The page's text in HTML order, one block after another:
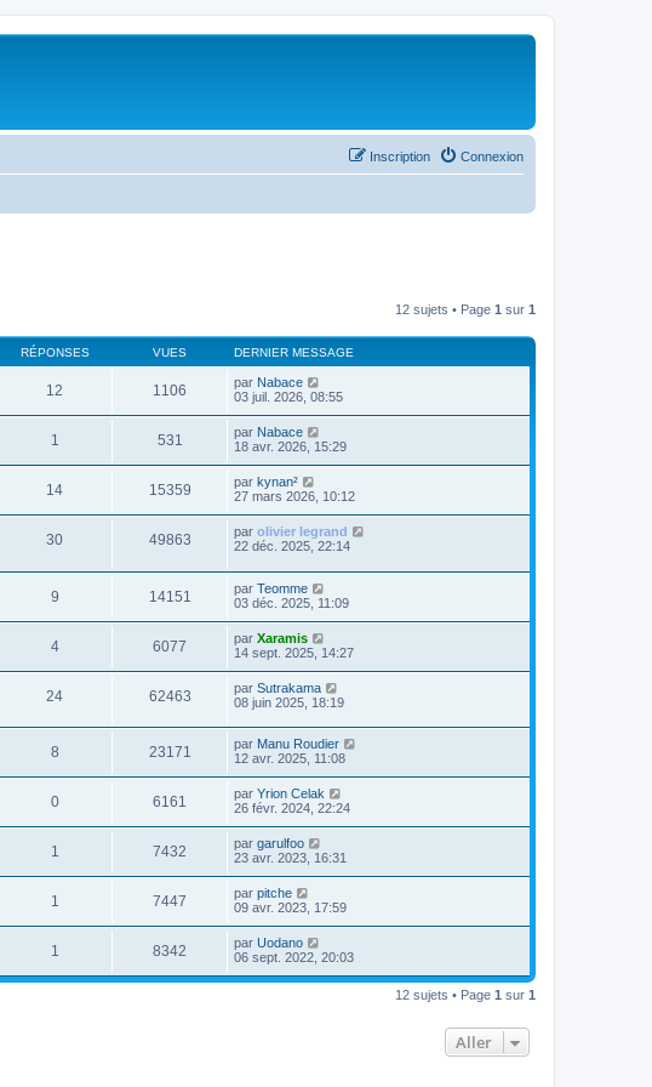
Connexion
Inscription
12 sujets • Page 1 sur 1
RÉPONSES VUES DERNIER MESSAGE
12 1106 par Nabace
03 juil. 2026, 08:55
1 531 par Nabace
18 avr. 2026, 15:29
14 15359 par kynan²
27 mars 2026, 10:12
30 49863 par olivier legrand
22 déc. 2025, 22:14
9 14151 par Teomme
03 déc. 2025, 11:09
4 6077 par Xaramis
14 sept. 2025, 14:27
24 62463 par Sutrakama
08 juin 2025, 18:19
8 23171 par Manu Roudier
12 avr. 2025, 11:08
0 6161 par Yrion Celak
26 févr. 2024, 22:24
1 7432 par garulfoo
23 avr. 2023, 16:31
1 7447 par pitche
09 avr. 2023, 17:59
1 8342 par Uodano
06 sept. 2022, 20:03
12 sujets • Page 1 sur 1
Aller